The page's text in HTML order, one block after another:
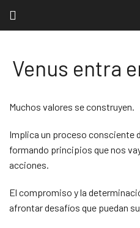
Venus entra
Muchos valores se construyen.
Implica un proceso consciente
formando principios que nos
acciones.
El compromiso y la
afrontar desafíos que puedan